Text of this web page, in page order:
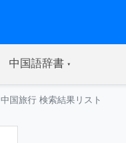
中国語辞書(current)
中国旅行 検索結果リスト